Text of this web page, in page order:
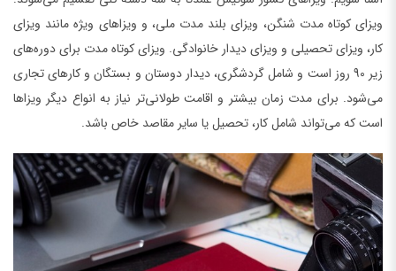
ویزای کوتاه مدت شنگن، ویزای بلند مدت ملی، و ویزاهای ویژه مانند ویزای
کار، ویزای تحصیلی و ویزای دیدار خانوادگی. ویزای کوتاه مدت برای دوره‌های
زیر 90 روز است و شامل گردشگری، دیدار دوستان و بستگان و کارهای تجاری
می‌شود. برای مدت زمان بیشتر و اقامت طولانی‌تر نیاز به انواع دیگر ویزاها
است که می‌تواند شامل کار، تحصیل یا سایر مقاصد خاص باشد.